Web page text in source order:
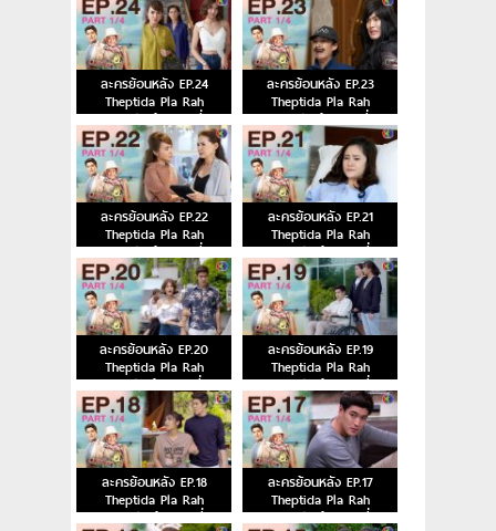
ละครย้อนหลัง EP.24
Theptida Pla Rah
เทพธิดาปลาร้า ตอนที่ 24
ละครย้อนหลัง EP.23
Theptida Pla Rah
เทพธิดาปลาร้า ตอนที่ 23
ละครย้อนหลัง EP.22
Theptida Pla Rah
เทพธิดาปลาร้า ตอนที่ 22
ละครย้อนหลัง EP.21
Theptida Pla Rah
เทพธิดาปลาร้า ตอนที่ 21
ละครย้อนหลัง EP.20
Theptida Pla Rah
เทพธิดาปลาร้า ตอนที่ 20
ละครย้อนหลัง EP.19
Theptida Pla Rah
เทพธิดาปลาร้า ตอนที่ 19
ละครย้อนหลัง EP.18
Theptida Pla Rah
เทพธิดาปลาร้า ตอนที่ 18
ละครย้อนหลัง EP.17
Theptida Pla Rah
เทพธิดาปลาร้า ตอนที่ 17